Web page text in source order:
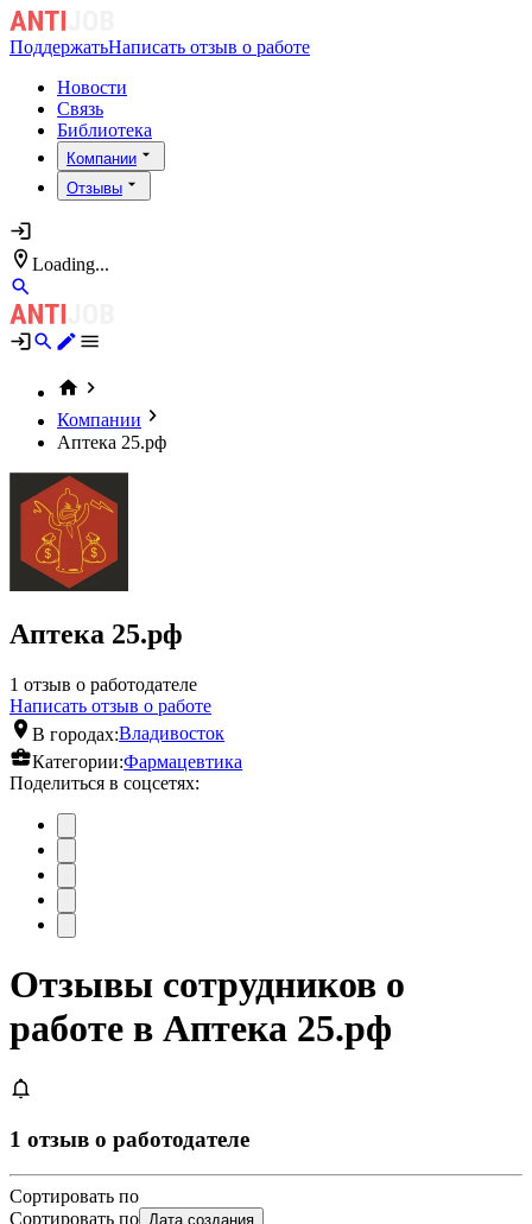
ПоддержатьНаписать отзыв о работе
Новости
Связь
Библиотека
Компании
Отзывы
Loading...
Компании
Аптека 25.рф
Аптека 25.рф
1 отзыв о работодателе
Написать отзыв о работе
В городах:Владивосток
Категории:Фармацевтика
Поделиться в соцсетях:
Отзывы сотрудников о
работе в Аптека 25.рф
1 отзыв о работодателе
Сортировать по
Сортировать по Дата создания